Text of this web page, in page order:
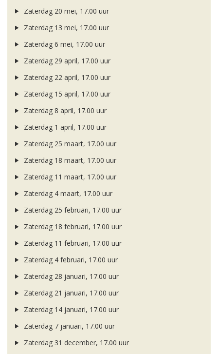
Zaterdag 20 mei, 17.00 uur
Zaterdag 13 mei, 17.00 uur
Zaterdag 6 mei, 17.00 uur
Zaterdag 29 april, 17.00 uur
Zaterdag 22 april, 17.00 uur
Zaterdag 15 april, 17.00 uur
Zaterdag 8 april, 17.00 uur
Zaterdag 1 april, 17.00 uur
Zaterdag 25 maart, 17.00 uur
Zaterdag 18 maart, 17.00 uur
Zaterdag 11 maart, 17.00 uur
Zaterdag 4 maart, 17.00 uur
Zaterdag 25 februari, 17.00 uur
Zaterdag 18 februari, 17.00 uur
Zaterdag 11 februari, 17.00 uur
Zaterdag 4 februari, 17.00 uur
Zaterdag 28 januari, 17.00 uur
Zaterdag 21 januari, 17.00 uur
Zaterdag 14 januari, 17.00 uur
Zaterdag 7 januari, 17.00 uur
Zaterdag 31 december, 17.00 uur